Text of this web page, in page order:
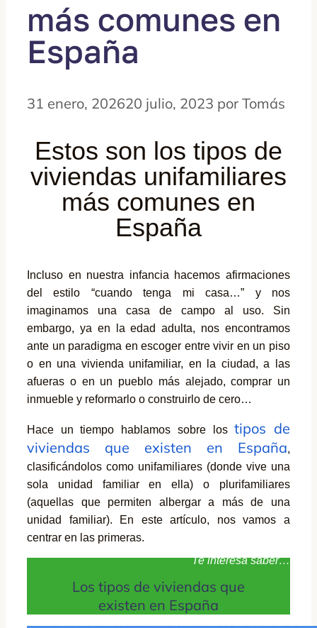
más comunes en
España
31 enero, 202620 julio, 2023 porTomás
Estos son los tipos de
viviendas unifamiliares
más comunes en
España
Incluso en nuestra infancia hacemos afirmaciones
del estilo “cuando tenga mi casa…” y nos
imaginamos una casa de campo al uso. Sin
embargo, ya en la edad adulta, nos encontramos
ante un paradigma en escoger entre vivir en un piso
o en una vivienda unifamiliar, en la ciudad, a las
afueras o en un pueblo más alejado, comprar un
inmueble y reformarlo o construirlo de cero…
Hace un tiempo hablamos sobre lostipos de
viviendas que existen en España,
clasificándolos como unifamiliares (donde vive una
sola unidad familiar en ella) o plurifamiliares
(aquellas que permiten albergar a más de una
unidad familiar). En este artículo, nos vamos a
centrar en las primeras.
Te interesa saber…
Los tipos de viviendas que
existen en España